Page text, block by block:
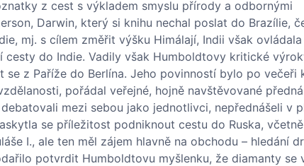
z cest s výkladem smyslu přírody a odbornými
Darwin, který si knihu nechal poslat do Brazílie,
mj. s cílem změřit výšku Himálají, Indii však ovládala
do Indie. Vadily však Humboldtovy kritické
z Paříže do Berlína. Jeho povinností bylo po večeři
pořádal veřejné, hojně navštěvované
mezi sebou jako jednotlivci, nepřednášeli v
se příležitost podniknout cestu do Ruska,
I., ale ten měl zájem hlavně na obchodu – hledání
potvrdit Humboldtovu myšlenku, že diamanty se